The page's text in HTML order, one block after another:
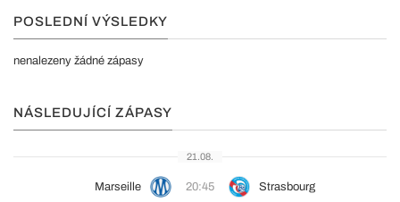
POSLEDNÍ VÝSLEDKY
nenalezeny žádné zápasy
NÁSLEDUJÍCÍ ZÁPASY
21.08.
Marseille 20:45 Strasbourg